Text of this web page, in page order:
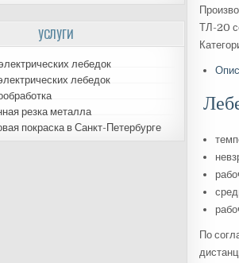
УСЛУГИ
лебедок
лебедок
резка металла
покраска в Санкт-Петербурге
ТЛ-20
По